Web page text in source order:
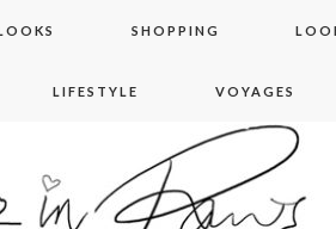
SHOPPING
LIFESTYLE VOYAGES